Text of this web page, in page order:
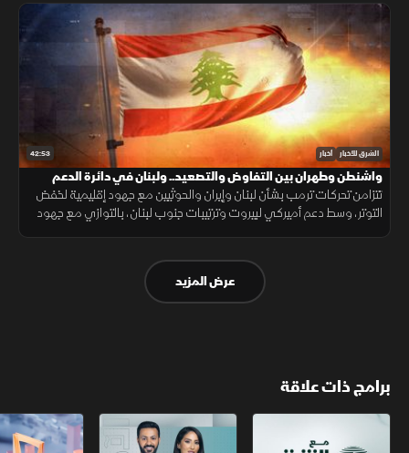
42:53 الشرق للأخبار أخبار
واشنطن وطهران بين التفاوض والتصعيد.. ولبنان في دائرة الدعم
تتزامن تحركات ترمب بشأن لبنان وإيران والحوثيين مع جهود إقليمية لخفض
التوتر، وسط دعم أميركي لبيروت وترتيبات جنوب لبنان، بالتوازي مع جهود
عرض المزيد
برامج ذات علاقة
مع الشرق الأوسط الخبر الآخر أخبار الشرق